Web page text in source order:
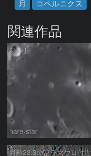
月
コペルニクス
関連作品
マルト
hare-star
月齢23.3のフラマウロ付近